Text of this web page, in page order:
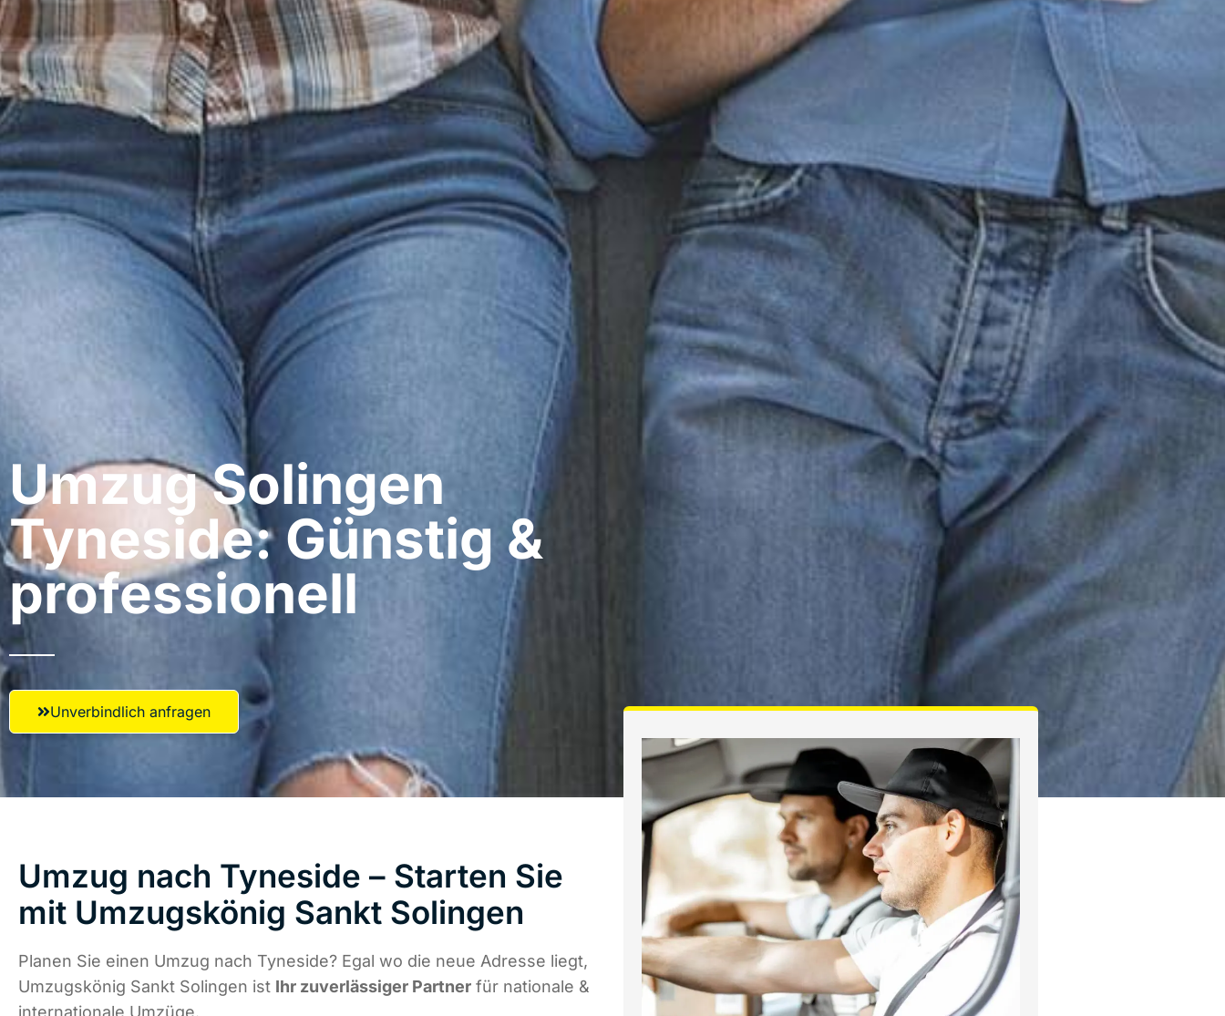
Umzug Solingen​
Tyneside: Günstig &
professionell​
Unverbindlich anfragen
Umzug nach Tyneside – Starten Sie
mit Umzugskönig Sankt Solingen
Planen Sie einen Umzug nach Tyneside? Egal wo die neue Adresse liegt,
Umzugskönig Sankt Solingen ist Ihr zuverlässiger Partner für nationale &
internationale Umzüge.